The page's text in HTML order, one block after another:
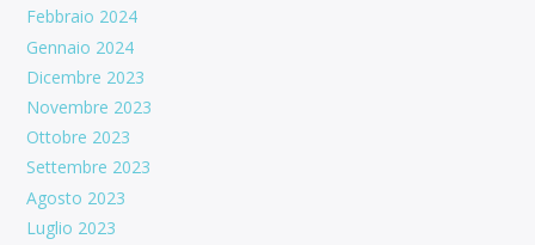
Febbraio 2024
Gennaio 2024
Dicembre 2023
Novembre 2023
Ottobre 2023
Settembre 2023
Agosto 2023
Luglio 2023